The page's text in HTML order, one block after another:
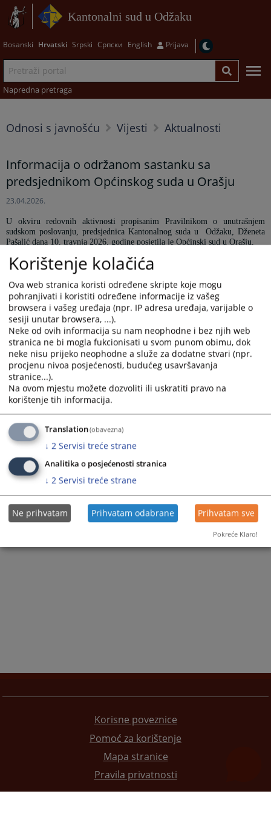
Kantonalni sud u Odžaku
Bosanski Hrvatski Srpski Српски English Prijava
Napredna pretraga
Odnosi s javnošću Vijesti Aktualnosti
Informacija o održanom sastanku sa
predsjednikom Općinskog suda u Orašju
23.04.2026.
U okviru redovnih aktivnosti propisanim Pravilnikom o unutrašnjem
sudskom poslovanju, predsjednica Kantonalnog suda u
Odžaku, Dženeta
Pašalić dana 10. travnja 2026. godine posjetila je Općinski sud u Orašju.
Na radnom sastanku sa predsjednikom Općinskog suda u Orašju razmatran
je rad suda u I kvartalu 2026. godine, sa posebnim naglaskom na
31.03.2026. godine, te rad suda na predmetima organiziranog kriminala i
koruptivnih djela, pritvorskim predmetima i nadzorom pritvora, podacima
o broju predmeta u kojima je nastupila zastara i o razlozima zastarijevanja
predmeta, kao i o drugim pitanjima važnim za funkcioniranje suda.
U drugoj polovini 2026. godine planirana je nova posjeta predsjednice Kantonalnog suda
Odžak.
Prikazana vijest je na: Hrvatski jezik
187
Korisne poveznice
Pomoć za korištenje
Mapa stranice
Pravila privatnosti
Korištenje kolačića
Ova web stranica koristi određene skripte koje mogu
pohranjivati i koristiti određene informacije iz vašeg
browsera i vašeg uređaja (npr. IP adresa uređaja, varijable o
sesiji unutar browsera, ...).
Neke od ovih informacija su nam neophodne i bez njih web
stranica ne bi mogla fukcionisati u svom punom obimu, dok
neke nisu prijeko neophodne a služe za dodatne stvari (npr.
procjenu nivoa posjećenosti, budućeg usavršavanja
stranice...).
Na ovom mjestu možete dozvoliti ili uskratiti pravo na
korištenje tih informacija.
Translation(obavezna)
↓ 2 Servisi treće strane
Analitika o posjećenosti stranica
↓ 2 Servisi treće strane
Ne prihvatam Prihvatam odabrane Prihvatam sve
Pokreće Klaro!